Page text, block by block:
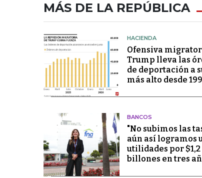
MÁS DE LA REPÚBLICA
HACIENDA
Ofensiva
Trump lleva las
de deportación a
más alto desde
BANCOS
"No subimos las
aún así logramos
utilidades por $1,2
billones en tres